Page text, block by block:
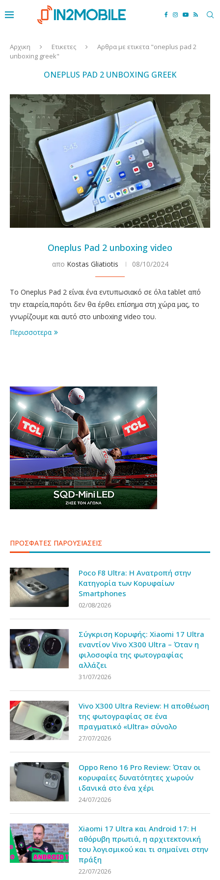
Αρχικη Ετικετες
Αρθρα με ετικετα "oneplus pad 2
unboxing greek"
ONEPLUS PAD 2 UNBOXING GREEK
Oneplus Pad 2 unboxing video
απο Kostas Gliatiotis 08/10/2024
To Oneplus Pad 2 είναι ένα εντυπωσιακό σε όλα tablet από
την εταιρεία,παρότι δεν θα έρθει επίσημα στη χώρα μας, το
γνωρίζουμε και αυτό στο unboxing video του.
Περισσοτερα
ΠΡΟΣΦΑΤΕΣ ΠΑΡΟΥΣΙΑΣΕΙΣ
Poco F8 Ultra: Η Ανατροπή στην
Κατηγορία των Κορυφαίων
Smartphones
02/08/2026
Σύγκριση Κορυφής: Xiaomi 17 Ultra
εναντίον Vivo X300 Ultra – Όταν η
φιλοσοφία της φωτογραφίας
αλλάζει
31/07/2026
Vivo X300 Ultra Review: Η αποθέωση
της φωτογραφίας σε ένα
πραγματικό «Ultra» σύνολο
27/07/2026
Oppo Reno 16 Pro Review: Όταν οι
κορυφαίες δυνατότητες χωρούν
ιδανικά στο ένα χέρι
24/07/2026
Xiaomi 17 Ultra και Android 17: Η
αθόρυβη πρωτιά, η αρχιτεκτονική
του λογισμικού και τι σημαίνει στην
πράξη
22/07/2026